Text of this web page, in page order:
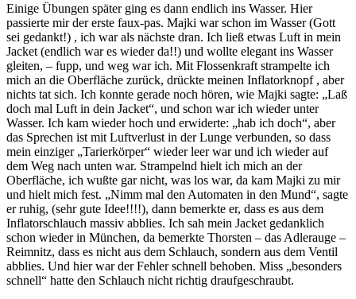
Einige Übungen später ging es dann endlich ins Wasser. Hier
passierte mir der erste faux-pas. Majki war schon im Wasser (Gott
sei gedankt!) , ich war als nächste dran. Ich ließ etwas Luft in mein
Jacket (endlich war es wieder da!!) und wollte elegant ins Wasser
gleiten, – fupp, und weg war ich. Mit Flossenkraft strampelte ich
mich an die Oberfläche zurück, drückte meinen Inflatorknopf , aber
nichts tat sich. Ich konnte gerade noch hören, wie Majki sagte: „Laß
doch mal Luft in dein Jacket“, und schon war ich wieder unter
Wasser. Ich kam wieder hoch und erwiderte: „hab ich doch“, aber
das Sprechen ist mit Luftverlust in der Lunge verbunden, so dass
mein einziger „Tarierkörper“ wieder leer war und ich wieder auf
dem Weg nach unten war. Strampelnd hielt ich mich an der
Oberfläche, ich wußte gar nicht, was los war, da kam Majki zu mir
und hielt mich fest. „Nimm mal den Automaten in den Mund“, sagte
er ruhig, (sehr gute Idee!!!!), dann bemerkte er, dass es aus dem
Inflatorschlauch massiv abblies. Ich sah mein Jacket gedanklich
schon wieder in München, da bemerkte Thorsten – das Adlerauge –
Reimnitz, dass es nicht aus dem Schlauch, sondern aus dem Ventil
abblies. Und hier war der Fehler schnell behoben. Miss „besonders
schnell“ hatte den Schlauch nicht richtig draufgeschraubt.